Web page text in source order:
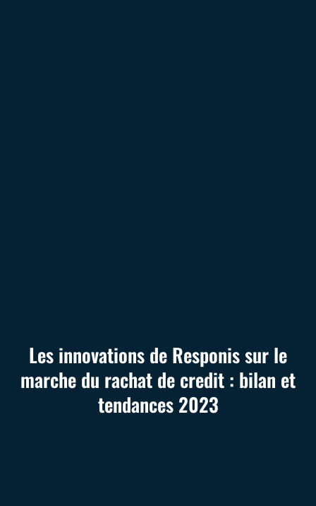
Les innovations de Responis sur le
marche du rachat de credit : bilan et
tendances 2023